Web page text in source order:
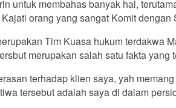
untuk membahas banyak hal,
orang yang sangat Komit dengan
Tim Kuasa hukum
merupakan salah satu fakta yang
terhadap klien saya, yah
tersebut adalah saya di dalam